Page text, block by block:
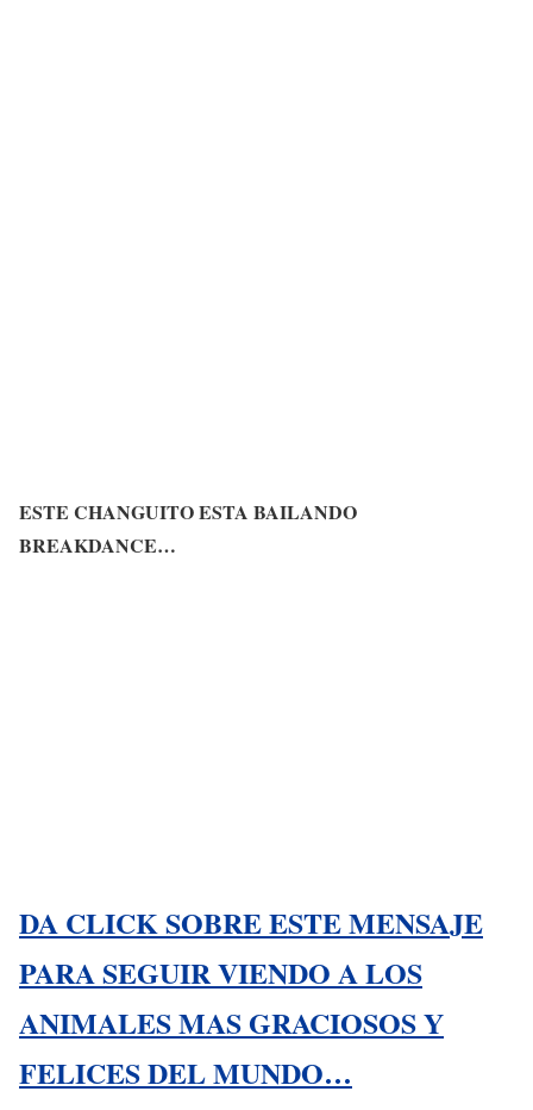
ESTE CHANGUITO ESTA BAILANDO
BREAKDANCE…
DA CLICK SOBRE ESTE MENSAJE
PARA SEGUIR VIENDO A LOS
ANIMALES MAS GRACIOSOS Y
FELICES DEL MUNDO…